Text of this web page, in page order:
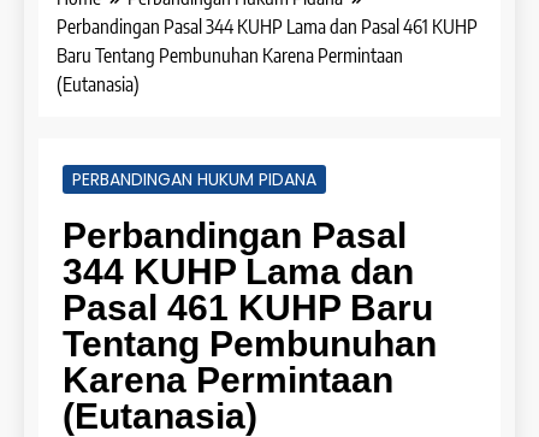
Perbandingan Pasal 344 KUHP Lama dan Pasal 461 KUHP
Baru Tentang Pembunuhan Karena Permintaan
(Eutanasia)
PERBANDINGAN HUKUM PIDANA
Perbandingan Pasal
344 KUHP Lama dan
Pasal 461 KUHP Baru
Tentang Pembunuhan
Karena Permintaan
(Eutanasia)